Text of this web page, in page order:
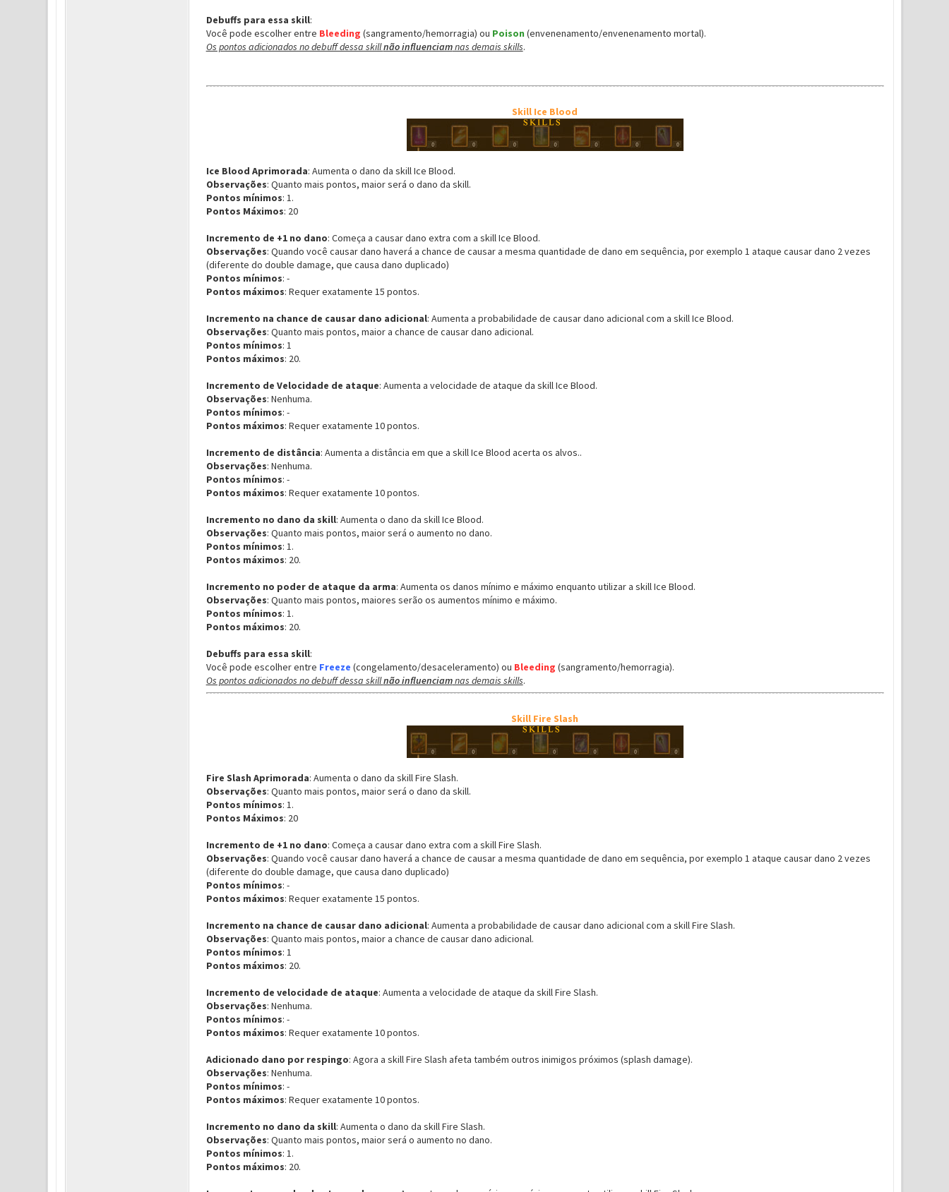
Debuffs para essa skill:
Você pode escolher entre Bleeding (sangramento/hemorragia) ou Poison (envenenamento/envenenamento mortal).
Os pontos adicionados no debuff dessa skillnão influenciamnas demais skills.
Skill Ice Blood
Ice Blood Aprimorada: Aumenta o dano da skill Ice Blood.
Observações: Quanto mais pontos, maior será o dano da skill.
Pontos mínimos: 1.
Pontos Máximos: 20
Incremento de +1 no dano: Começa a causar dano extra com a skill Ice Blood.
Observações: Quando você causar dano haverá a chance de causar a mesma quantidade de dano em sequência, por exemplo 1 ataque causar dano 2 vezes
(diferente do double damage, que causa dano duplicado)
Pontos mínimos: -
Pontos máximos: Requer exatamente 15 pontos.
Incremento na chance de causar dano adicional: Aumenta a probabilidade de causar dano adicional com a skill Ice Blood.
Observações: Quanto mais pontos, maior a chance de causar dano adicional.
Pontos mínimos: 1
Pontos máximos: 20.
Incremento de Velocidade de ataque: Aumenta a velocidade de ataque da skill Ice Blood.
Observações: Nenhuma.
Pontos mínimos: -
Pontos máximos: Requer exatamente 10 pontos.
Incremento de distância: Aumenta a distância em que a skill Ice Blood acerta os alvos..
Observações: Nenhuma.
Pontos mínimos: -
Pontos máximos: Requer exatamente 10 pontos.
Incremento no dano da skill: Aumenta o dano da skill Ice Blood.
Observações: Quanto mais pontos, maior será o aumento no dano.
Pontos mínimos: 1.
Pontos máximos: 20.
Incremento no poder de ataque da arma: Aumenta os danos mínimo e máximo enquanto utilizar a skill Ice Blood.
Observações: Quanto mais pontos, maiores serão os aumentos mínimo e máximo.
Pontos mínimos: 1.
Pontos máximos: 20.
Debuffs para essa skill:
Você pode escolher entre Freeze (congelamento/desaceleramento) ou Bleeding (sangramento/hemorragia).
Os pontos adicionados no debuff dessa skillnão influenciamnas demais skills.
Skill Fire Slash
Fire Slash Aprimorada: Aumenta o dano da skill Fire Slash.
Observações: Quanto mais pontos, maior será o dano da skill.
Pontos mínimos: 1.
Pontos Máximos: 20
Incremento de +1 no dano: Começa a causar dano extra com a skill Fire Slash.
Observações: Quando você causar dano haverá a chance de causar a mesma quantidade de dano em sequência, por exemplo 1 ataque causar dano 2 vezes
(diferente do double damage, que causa dano duplicado)
Pontos mínimos: -
Pontos máximos: Requer exatamente 15 pontos.
Incremento na chance de causar dano adicional: Aumenta a probabilidade de causar dano adicional com a skill Fire Slash.
Observações: Quanto mais pontos, maior a chance de causar dano adicional.
Pontos mínimos: 1
Pontos máximos: 20.
Incremento de velocidade de ataque: Aumenta a velocidade de ataque da skill Fire Slash.
Observações: Nenhuma.
Pontos mínimos: -
Pontos máximos: Requer exatamente 10 pontos.
Adicionado dano por respingo: Agora a skill Fire Slash afeta também outros inimigos próximos (splash damage).
Observações: Nenhuma.
Pontos mínimos: -
Pontos máximos: Requer exatamente 10 pontos.
Incremento no dano da skill: Aumenta o dano da skill Fire Slash.
Observações: Quanto mais pontos, maior será o aumento no dano.
Pontos mínimos: 1.
Pontos máximos: 20.